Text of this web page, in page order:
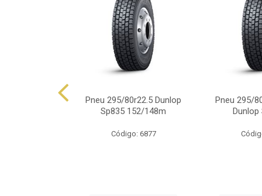
Pneu 295/80r22.5 Dunlop
Sp835 152/148m
Código: 6877
Pneu 295/
Dunlop